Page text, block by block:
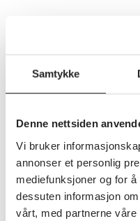
Samtykke
Denne nettsiden
Vi bruker
annonser et personlig
mediefunksjoner og for
dessuten informasjon
vårt, med partnerne våre
Hennes beste råd er å
– I en situasjon hvor
hjelper det både den
borte, sier hun.
Den nye
Regjeringens